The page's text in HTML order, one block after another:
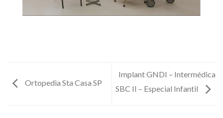
Ortopedia Sta Casa SP
Implant GNDI – Intermédica
SBC II – Especial Infantil